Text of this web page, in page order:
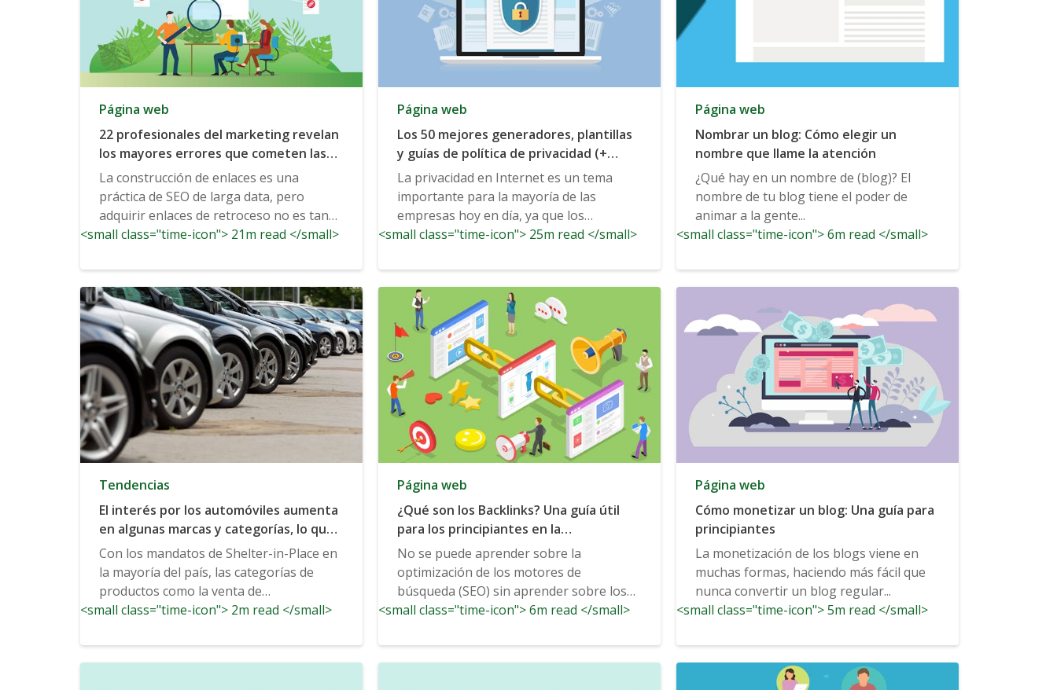
Página web
22 profesionales del marketing revelan
los mayores errores que cometen las
empresas a la hora de adquirir backlinks
La construcción de enlaces es una
práctica de SEO de larga data, pero
adquirir enlaces de retroceso no es tan
fácil como podría...
<small class="time-icon"> 21m read </small>
Página web
Los 50 mejores generadores, plantillas
y guías de política de privacidad (+
ejemplos)
La privacidad en Internet es un tema
importante para la mayoría de las
empresas hoy en día, ya que los
consumidores siguen esperando...
<small class="time-icon"> 25m read </small>
Página web
Nombrar un blog: Cómo elegir un
nombre que llame la atención
¿Qué hay en un nombre de (blog)? El
nombre de tu blog tiene el poder de
animar a la gente...
<small class="time-icon"> 6m read </small>
Tendencias
El interés por los automóviles aumenta
en algunas marcas y categorías, lo que
indica una demanda reprimida
Con los mandatos de Shelter-in-Place en
la mayoría del país, las categorías de
productos como la venta de
automóviles...
<small class="time-icon"> 2m read </small>
Página web
¿Qué son los Backlinks? Una guía útil
para los principiantes en la
construcción de enlaces
No se puede aprender sobre la
optimización de los motores de
búsqueda (SEO) sin aprender sobre los
vínculos de retroceso. Estos útiles
<small class="time-icon"> 6m read </small>
Página web
Cómo monetizar un blog: Una guía para
principiantes
La monetización de los blogs viene en
muchas formas, haciendo más fácil que
nunca convertir un blog regular...
<small class="time-icon"> 5m read </small>